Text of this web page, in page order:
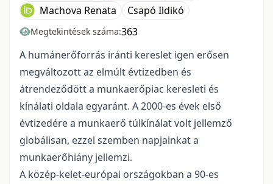
Machova Renata
Csapó Ildikó
Megtekintések száma:363
A humánerőforrás iránti kereslet igen erősen
megváltozott az elmúlt évtizedben és
átrendeződött a munkaerőpiac keresleti és
kínálati oldala egyaránt. A 2000-es évek első
évtizedére a munkaerő túlkínálat volt jellemző
globálisan, ezzel szemben napjainkat a
munkaerőhiány jellemzi.
A közép-kelet-európai országokban a 90-es